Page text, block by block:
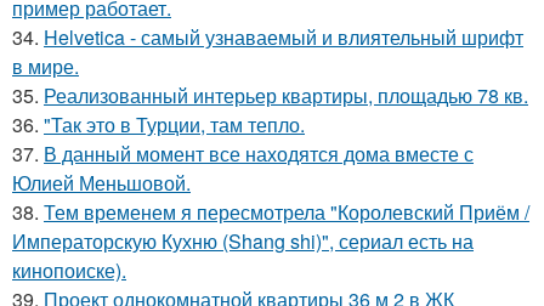
пример работает.
34. Helvetica - самый узнаваемый и влиятельный шрифт
в мире.
35. Реализованный интерьер квартиры, площадью 78 кв.
36. "Так это в Турции, там тепло.
37. В данный момент все находятся дома вместе с
Юлией Меньшовой.
38. Тем временем я пересмотрела "Королевский Приём /
Императорскую Кухню (Shang shi)", сериал есть на
кинопоиске).
39. Проект однокомнатной квартиры 36 м 2 в ЖК